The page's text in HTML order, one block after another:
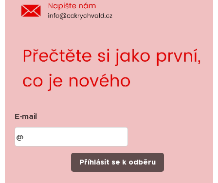
E-mail
Příhlásit se k odběru